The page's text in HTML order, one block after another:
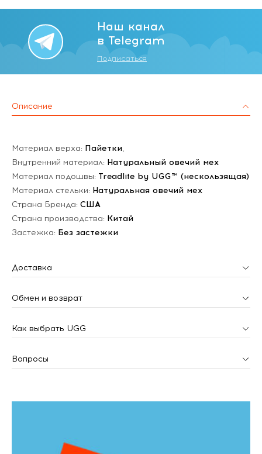
Наш канал
в Telegram
Подписаться
Описание
Материал верха: Пайетки,
Внутренний материал: Натуральный овечий мех
Материал подошвы: Treadlite by UGG™ (нескользящая)
Материал стельки: Натуральная овечий мех
Страна Бренда: США
Страна производства: Китай
Застежка: Без застежки
Доставка
Обмен и возврат
Как выбрать UGG
Вопросы